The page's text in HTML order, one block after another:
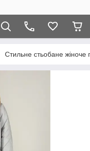
Стильне стьобане